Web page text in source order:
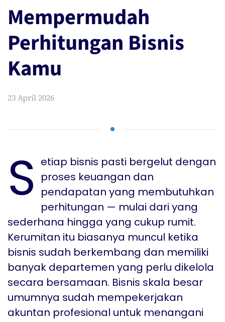
Mempermudah
Perhitungan Bisnis
Kamu
23 April 2026
S etiap bisnis pasti bergelut dengan
proses keuangan dan
pendapatan yang membutuhkan
perhitungan — mulai dari yang
sederhana hingga yang cukup rumit.
Kerumitan itu biasanya muncul ketika
bisnis sudah berkembang dan memiliki
banyak departemen yang perlu dikelola
secara bersamaan. Bisnis skala besar
umumnya sudah mempekerjakan
akuntan profesional untuk menangani